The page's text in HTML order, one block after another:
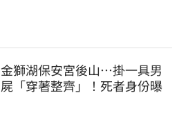
金獅湖保安宮後山…掛一具男
屍「穿著整齊」！死者身份曝